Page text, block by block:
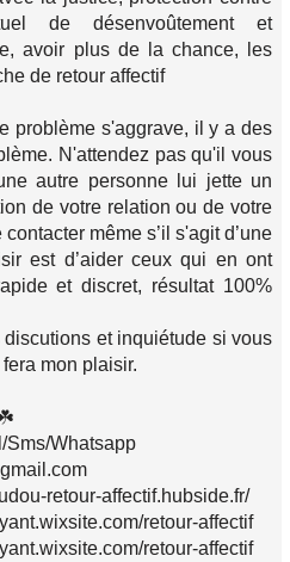
de désenvoûtement et
avoir plus de la chance, les
de retour affectif
problème s'aggrave, il y a des
N'attendez pas qu'il vous
autre personne lui jette un
de votre relation ou de votre
même s’il s'agit d’une
est d’aider ceux qui en ont
et discret, résultat 100%
et inquiétude si vous
mon plaisir.
Sms/Whatsapp
retour-affectif.hubside.fr/
retour-affectif
retour-affectif